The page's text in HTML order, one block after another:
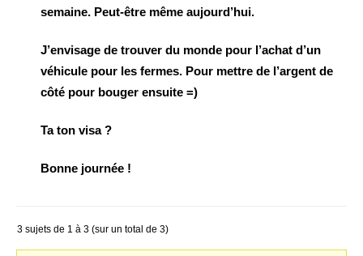
semaine. Peut-être même aujourd’hui.
J’envisage de trouver du monde pour l’achat d’un
véhicule pour les fermes. Pour mettre de l’argent de
côté pour bouger ensuite =)
Ta ton visa ?
Bonne journée !
3 sujets de 1 à 3 (sur un total de 3)